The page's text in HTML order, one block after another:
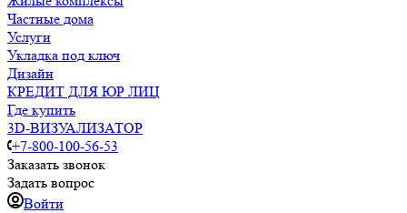
Частные дома
Услуги
Укладка под ключ
Дизайн
КРЕДИТ ДЛЯ ЮР ЛИЦ
Где купить
3D-ВИЗУАЛИЗАТОР
+7-800-100-56-53
Заказать звонок
Задать вопрос
Войти